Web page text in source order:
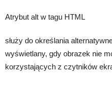
Atrybut alt w tagu HTML
służy do określania
wyświetlany, gdy obrazek nie
korzystających z czytników